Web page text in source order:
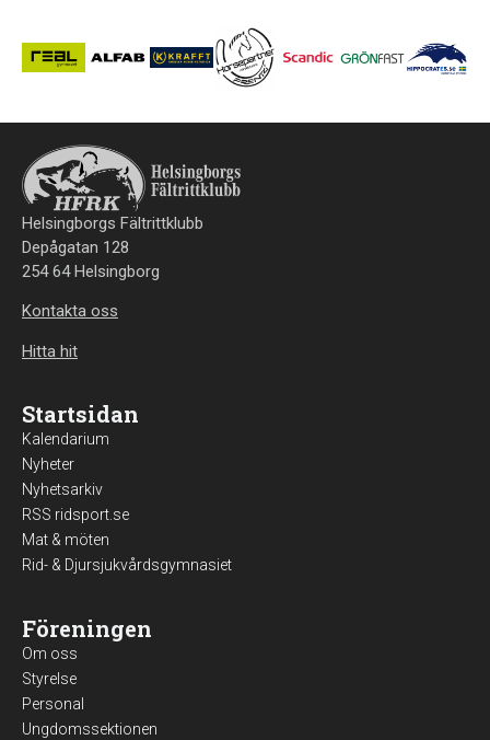
Helsingborgs Fältrittklubb
Depågatan 128
254 64 Helsingborg
Kontakta oss
Hitta hit
Startsidan
Kalendarium
Nyheter
Nyhetsarkiv
RSS ridsport.se
Mat & möten
Rid- & Djursjukvårdsgymnasiet
Föreningen
Om oss
Styrelse
Personal
Ungdomssektionen